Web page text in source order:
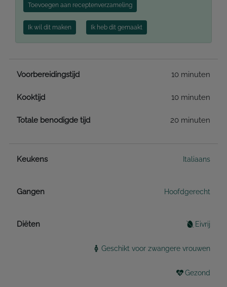
Toevoegen aan receptenverzameling
Ik wil dit maken Ik heb dit gemaakt
Voorbereidingstijd 10 minuten
Kooktijd 10 minuten
Totale benodigde tijd 20 minuten
Keukens Italiaans
Gangen Hoofdgerecht
Diëten Eivrij
Geschikt voor zwangere vrouwen
Gezond